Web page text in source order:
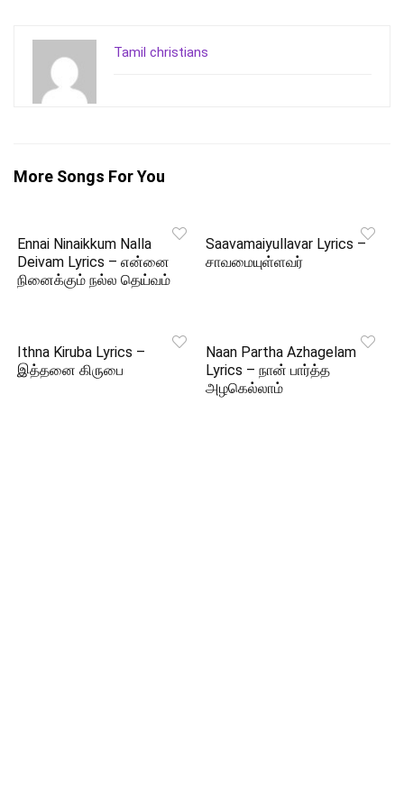
Tamil christians
More Songs For You
Ennai Ninaikkum Nalla
Deivam Lyrics – என்னை
நினைக்கும் நல்ல தெய்வம்
Saavamaiyullavar Lyrics –
சாவமையுள்ளவர்
Ithna Kiruba Lyrics –
இத்தனை கிருபை
Naan Partha Azhagelam
Lyrics – நான் பார்த்த
அழகெல்லாம்